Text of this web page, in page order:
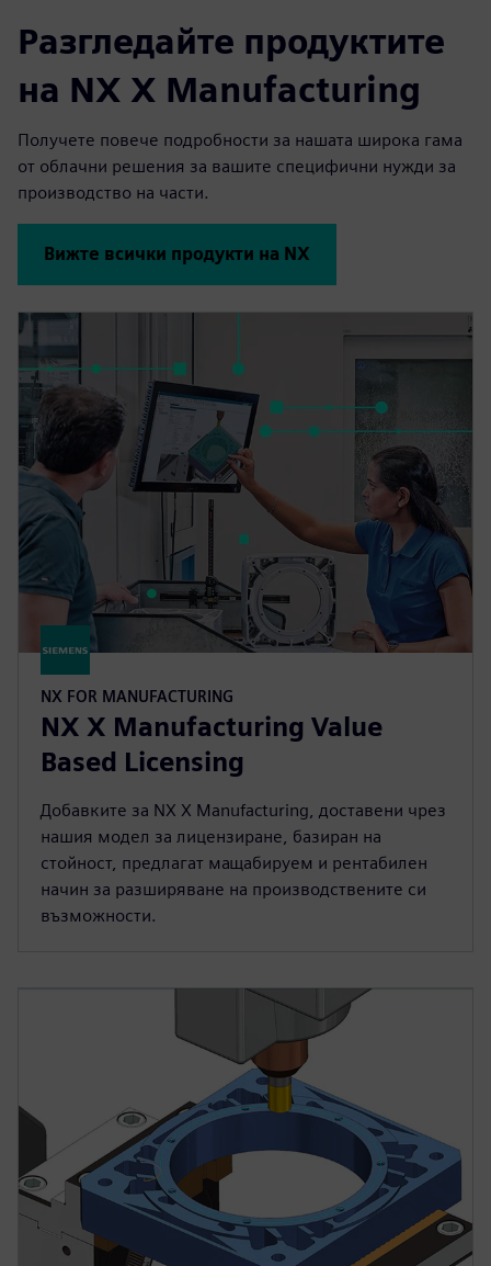
Разгледайте продуктите
на NX X Manufacturing
Получете повече подробности за нашата широка гама
от облачни решения за вашите специфични нужди за
производство на части.
Вижте всички продукти на NX
NX FOR MANUFACTURING
NX X Manufacturing Value
Based Licensing
Добавките за NX X Manufacturing, доставени чрез
нашия модел за лицензиране, базиран на
стойност, предлагат мащабируем и рентабилен
начин за разширяване на производствените си
възможности.